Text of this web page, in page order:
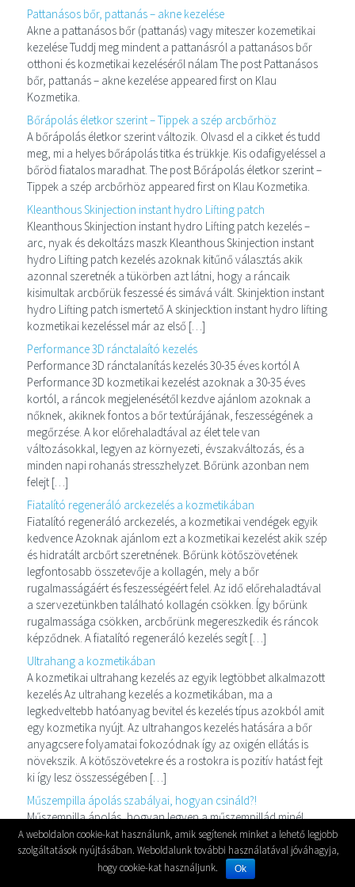
Pattanásos bőr, pattanás – akne kezelése
Akne a pattanásos bőr (pattanás) vagy miteszer kozemetikai
kezelése Tuddj meg mindent a pattanásról a pattanásos bőr
otthoni és kozmetikai kezeléséről nálam The post Pattanásos
bőr, pattanás – akne kezelése appeared first on Klau
Kozmetika.
Bőrápolás életkor szerint – Tippek a szép arcbőrhöz
A bőrápolás életkor szerint változik. Olvasd el a cikket és tudd
meg, mi a helyes bőrápolás titka és trükkje. Kis odafigyeléssel a
bőröd fiatalos maradhat. The post Bőrápolás életkor szerint –
Tippek a szép arcbőrhöz appeared first on Klau Kozmetika.
Kleanthous Skinjection instant hydro Lifting patch
Kleanthous Skinjection instant hydro Lifting patch kezelés –
arc, nyak és dekoltázs maszk Kleanthous Skinjection instant
hydro Lifting patch kezelés azoknak kitűnő választás akik
azonnal szeretnék a tükörben azt látni, hogy a ráncaik
kisimultak arcbőrük feszessé és simává vált. Skinjektion instant
hydro Lifting patch ismertető A skinjecktion instant hydro lifting
kozmetikai kezeléssel már az első […]
Performance 3D ránctalaító kezelés
Performance 3D ránctalanítás kezelés 30-35 éves kortól A
Performance 3D kozmetikai kezelést azoknak a 30-35 éves
kortól, a ráncok megjelenésétől kezdve ajánlom azoknak a
nőknek, akiknek fontos a bőr textúrájának, feszességének a
megőrzése. A kor előrehaladtával az élet tele van
változásokkal, legyen az környezeti, évszakváltozás, és a
minden napi rohanás stresszhelyzet. Bőrünk azonban nem
felejt […]
Fiatalító regeneráló arckezelés a kozmetikában
Fiatalító regeneráló arckezelés, a kozmetikai vendégek egyik
kedvence Azoknak ajánlom ezt a kozmetikai kezelést akik szép
és hidratált arcbőrt szeretnének. Bőrünk kötőszövetének
legfontosabb összetevője a kollagén, mely a bőr
rugalmasságáért és feszességéért felel. Az idő előrehaladtával
a szervezetünkben található kollagén csökken. Így bőrünk
rugalmassága csökken, arcbőrünk megereszkedik és ráncok
képződnek. A fiatalító regeneráló kezelés segít […]
Ultrahang a kozmetikában
A kozmetikai ultrahang kezelés az egyik legtöbbet alkalmazott
kezelés Az ultrahang kezelés a kozmetikában, ma a
legkedveltebb hatóanyag bevitel és kezelés típus azokból amit
egy kozmetika nyújt. Az ultrahangos kezelés hatására a bőr
anyagcsere folyamatai fokozódnak így az oxigén ellátás is
növekszik. A kötőszövetekre és a rostokra is pozitív hatást fejt
ki így lesz összességében […]
Műszempilla ápolás szabályai, hogyan csináld?!
Műszempilla ápolás, hogyan legyen a műszempillád minél
tartósabb A műszempilla ápolása és óvása az amiről sokan
megfeledkeznek, mikor műszempillát kezdenek el viselni. A
műszempillára ugyanis valóban figyelni kell. Egy kis törődéssel
és odafigyeléssel a szempillád sokkal tovább tartós és szép
A weboldalon cookie-kat használunk, amik segítenek minket a lehető legjobb
szolgáltatások nyújtásában. Weboldalunk további használatával jóváhagyja,
hogy cookie-kat használjunk.
Ok